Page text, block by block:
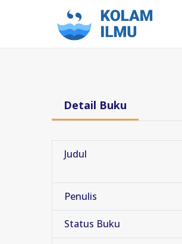
Detail Buku
Judul
Penulis
Status Buku